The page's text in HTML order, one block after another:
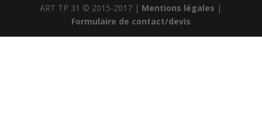
ART TP 31 © 2015-2017 | Mentions légales |
Formulaire de contact/devis